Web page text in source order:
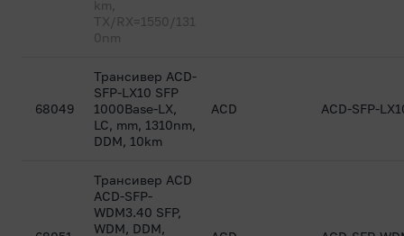
km,
TX/RX=1550/131
0nm
68049
Трансивер ACD-
SFP-LX10 SFP
1000Base-LX,
LC, mm, 1310nm,
DDM, 10km
ACD ACD-SFP-
Трансивер ACD
ACD-SFP-
WDM3.40 SFP,
WDM, DDM,